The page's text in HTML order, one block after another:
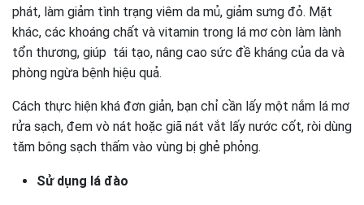
phát, làm giảm tình trạng viêm da mủ, giảm sưng đỏ. Mặt
khác, các khoáng chất và vitamin trong lá mơ còn làm lành
tổn thương, giúp tái tạo, nâng cao sức đề kháng của da và
phòng ngừa bệnh hiệu quả.
Cách thực hiện khá đơn giản, bạn chỉ cần lấy một nắm lá mơ
rửa sạch, đem vò nát hoặc giã nát vắt lấy nước cốt, ròi dùng
tăm bông sạch thấm vào vùng bị ghẻ phỏng.
Sử dụng lá đào